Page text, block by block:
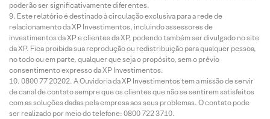
poderão ser significativamente diferentes.
Este relatório é destinado à circulação exclusiva para a rede de
relacionamento da XP Investimentos, incluindo assessores de
investimentos da XP e clientes da XP, podendo também ser divulgado no site
da XP. Fica proibida sua reprodução ou redistribuição para qualquer pessoa,
no todo ou em parte, qualquer que seja o propósito, sem o prévio
consentimento expresso da XP Investimentos.
0800 77 20202. A Ouvidoria da XP Investimentos tem a missão de servir
de canal de contato sempre que os clientes que não se sentirem satisfeitos
com as soluções dadas pela empresa aos seus problemas. O contato pode
ser realizado por meio do telefone: 0800 722 3710.